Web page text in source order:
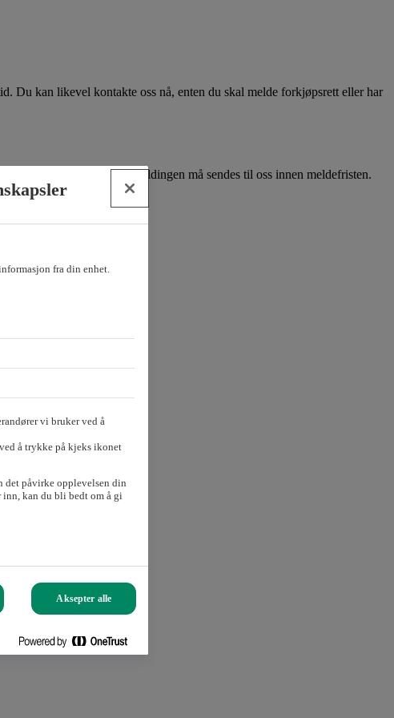
Du kan likevel kontakte oss nå, enten du skal melde forkjøpsrett eller har
og finansieringsbevis. Meldingen må sendes til oss innen meldefristen.
fra din enhet.
vi bruker ved å
å trykke på kjeks ikonet
det påvirke opplevelsen din
inn, kan du bli bedt om å gi
Aksepter alle